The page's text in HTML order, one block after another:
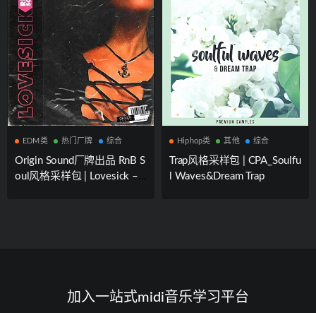
EDM类 热门厂牌 综合
Origin Sound厂牌出品 RnB S
oul风格采样包 | Lovesick –
Hiphop类 其他 综合
Trap风格采样包 | CPA_Soulfu
l Waves&Dream Trap
加入一站式midi音乐学习平台